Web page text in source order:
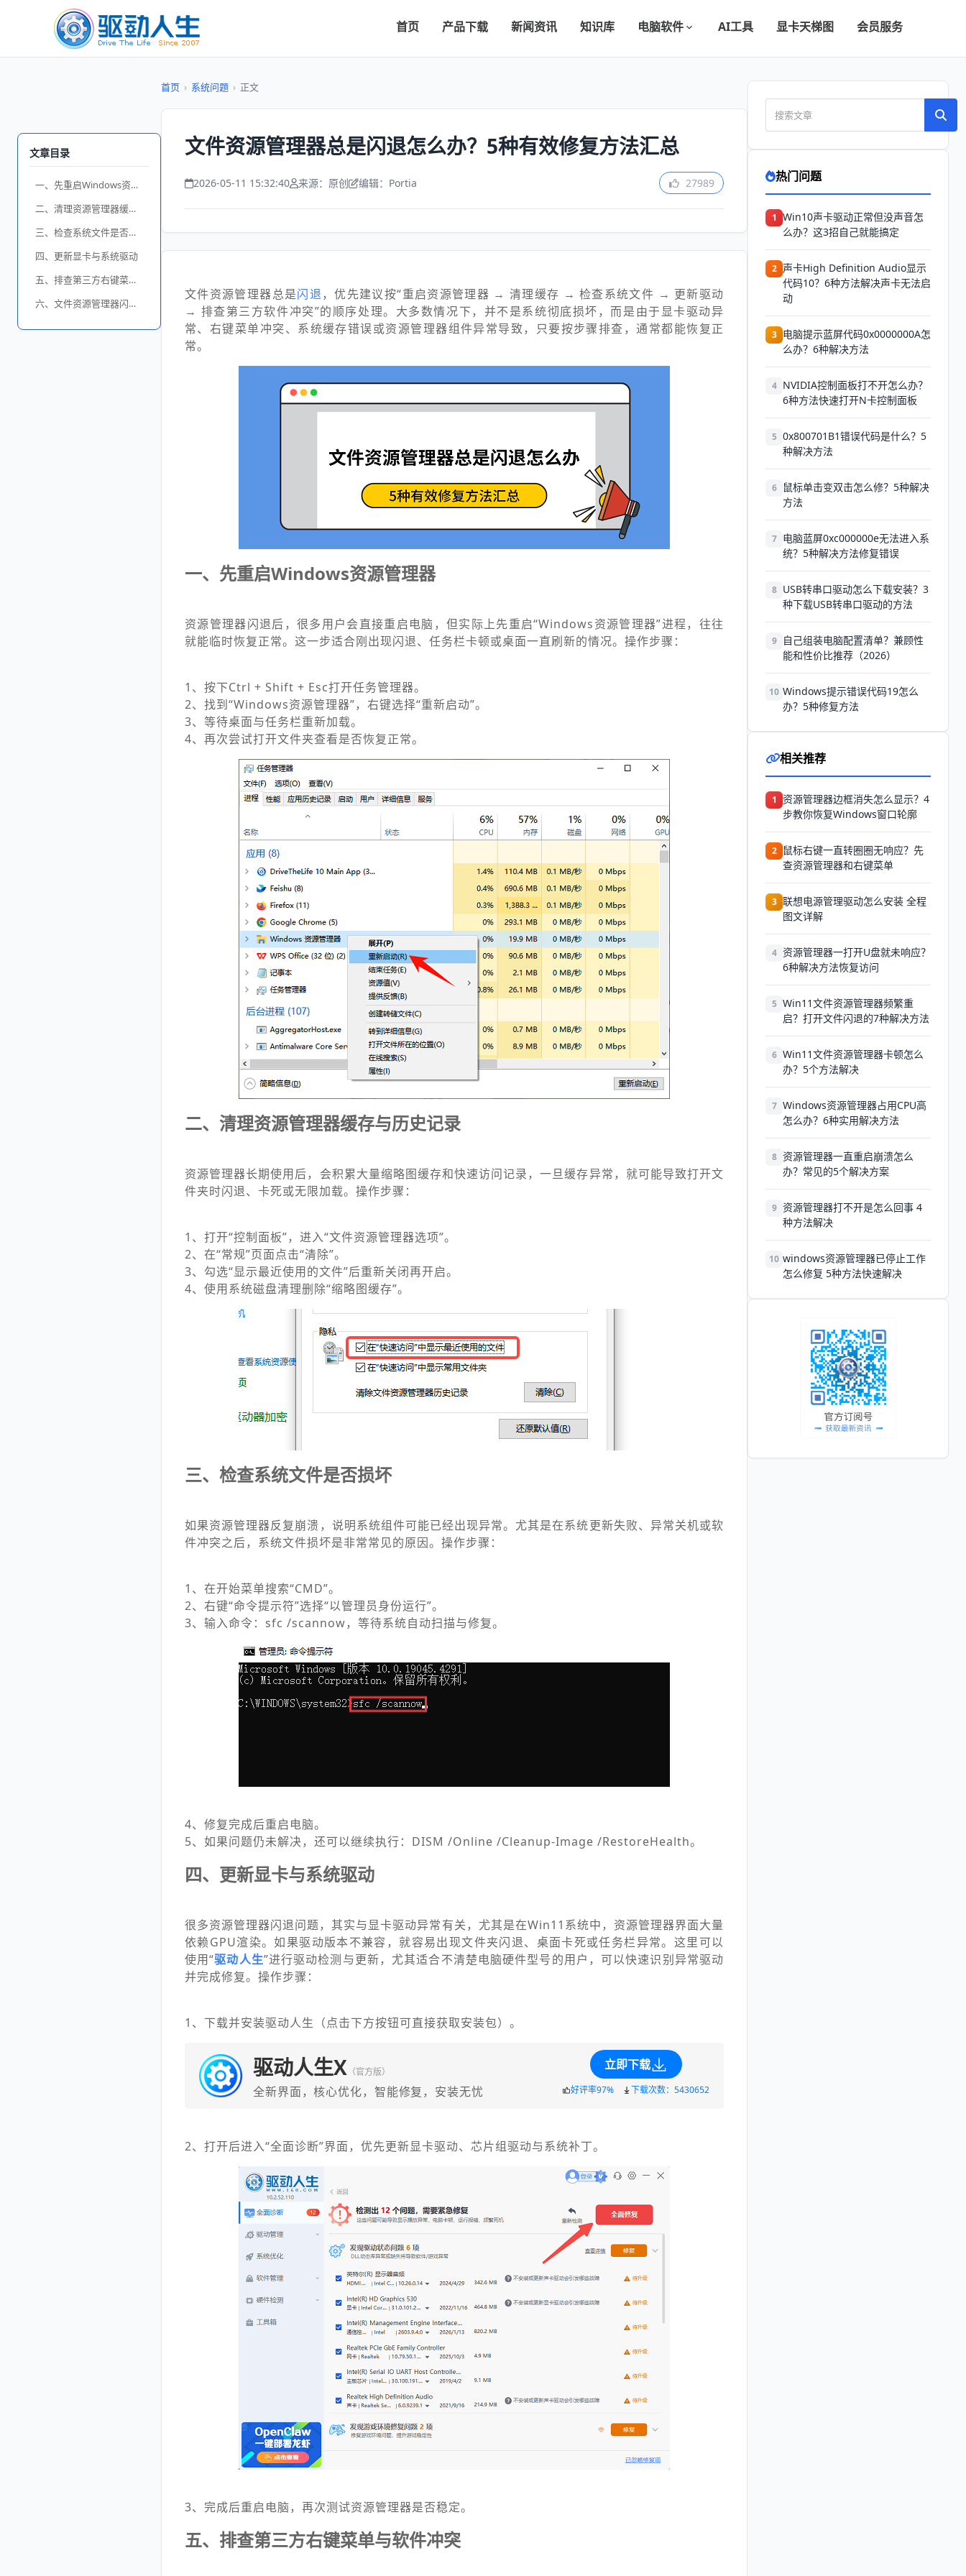
首页 产品下载 新闻资讯 知识库 电脑软件 AI工具 显卡天梯图 会员服务
文章目录
一、先重启Windows资源管理器
二、清理资源管理器缓存与历史记录
三、检查系统文件是否损坏
四、更新显卡与系统驱动
五、排查第三方右键菜单与软件冲突
六、文件资源管理器闪退常见问题
首页 › 系统问题 › 正文
文件资源管理器总是闪退怎么办？5种有效修复方法汇总
2026-05-11 15:32:40 来源：原创 编辑：Portia 27989
文件资源管理器总是闪退 ，优先建议按“重启资源管理器 → 清理缓存 → 检查系统文件 → 更新驱动
→ 排查第三方软件冲突”的顺序处理。大多数情况下，并不是系统彻底损坏，而是由于显卡驱动异
常、右键菜单冲突、系统缓存错误或资源管理器组件异常导致，只要按步骤排查，通常都能恢复正
常。
一、先重启Windows资源管理器
资源管理器闪退后，很多用户会直接重启电脑，但实际上先重启“Windows资源管理器”进程，往往
就能临时恢复正常。这一步适合刚出现闪退、任务栏卡顿或桌面一直刷新的情况。操作步骤：
1、按下Ctrl + Shift + Esc打开任务管理器。
2、找到“Windows资源管理器”，右键选择“重新启动”。
3、等待桌面与任务栏重新加载。
4、再次尝试打开文件夹查看是否恢复正常。
二、清理资源管理器缓存与历史记录
资源管理器长期使用后，会积累大量缩略图缓存和快速访问记录，一旦缓存异常，就可能导致打开文
件夹时闪退、卡死或无限加载。操作步骤：
1、打开“控制面板”，进入“文件资源管理器选项”。
2、在“常规”页面点击“清除”。
3、勾选“显示最近使用的文件”后重新关闭再开启。
4、使用系统磁盘清理删除“缩略图缓存”。
三、检查系统文件是否损坏
如果资源管理器反复崩溃，说明系统组件可能已经出现异常。尤其是在系统更新失败、异常关机或软
件冲突之后，系统文件损坏是非常常见的原因。操作步骤：
1、在开始菜单搜索“CMD”。
2、右键“命令提示符”选择“以管理员身份运行”。
3、输入命令：sfc /scannow，等待系统自动扫描与修复。
4、修复完成后重启电脑。
5、如果问题仍未解决，还可以继续执行：DISM /Online /Cleanup-Image /RestoreHealth。
四、更新显卡与系统驱动
很多资源管理器闪退问题，其实与显卡驱动异常有关，尤其是在Win11系统中，资源管理器界面大量
依赖GPU渲染。如果驱动版本不兼容，就容易出现文件夹闪退、桌面卡死或任务栏异常。这里可以
使用“驱动人生”进行驱动检测与更新，尤其适合不清楚电脑硬件型号的用户，可以快速识别异常驱动
并完成修复。操作步骤：
1、下载并安装驱动人生（点击下方按钮可直接获取安装包）。
驱动人生X （官方版）
全新界面，核心优化，智能修复，安装无忧
立即下载
好评率97% 下载次数：5430652
2、打开后进入“全面诊断”界面，优先更新显卡驱动、芯片组驱动与系统补丁。
3、完成后重启电脑，再次测试资源管理器是否稳定。
五、排查第三方右键菜单与软件冲突
热门问题
1 Win10声卡驱动正常但没声音怎
么办？这3招自己就能搞定
2 声卡High Definition Audio显示
代码10？6种方法解决声卡无法启
动
3 电脑提示蓝屏代码0x0000000A怎
么办？6种解决方法
4 NVIDIA控制面板打不开怎么办？
6种方法快速打开N卡控制面板
5 0x800701B1错误代码是什么？5
种解决方法
6
鼠标单击变双击怎么修？5种解决
方法
7 电脑蓝屏0xc000000e无法进入系
统？5种解决方法修复错误
8 USB转串口驱动怎么下载安装？3
种下载USB转串口驱动的方法
9
自己组装电脑配置清单？兼顾性
能和性价比推荐（2026）
10 Windows提示错误代码19怎么
办？5种修复方法
相关推荐
1 资源管理器边框消失怎么显示？4
步教你恢复Windows窗口轮廓
2
鼠标右键一直转圈圈无响应？先
查资源管理器和右键菜单
3 联想电源管理驱动怎么安装 全程
图文详解
4 资源管理器一打开U盘就未响应？
6种解决方法恢复访问
5 Win11文件资源管理器频繁重
启？打开文件闪退的7种解决方法
6 Win11文件资源管理器卡顿怎么
办？5个方法解决
7 Windows资源管理器占用CPU高
怎么办？6种实用解决方法
8 资源管理器一直重启崩溃怎么
办？常见的5个解决方案
9 资源管理器打不开是怎么回事 4
种方法解决
10 windows资源管理器已停止工作
怎么修复 5种方法快速解决